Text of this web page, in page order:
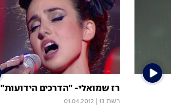
רז שמואלי- "הדרכים הידועות"
רשת 13 01.04.2012